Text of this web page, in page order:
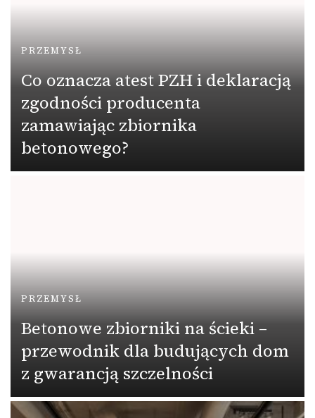
PRZEMYSŁ
Co oznacza atest PZH i deklaracją
zgodności producenta
zamawiając zbiornika
betonowego?
PRZEMYSŁ
Betonowe zbiorniki na ścieki –
przewodnik dla budujących dom
z gwarancją szczelności